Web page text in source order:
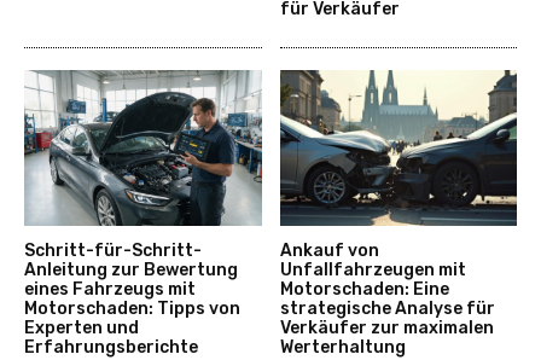
für Verkäufer
Schritt-für-Schritt-
Anleitung zur Bewertung
eines Fahrzeugs mit
Motorschaden: Tipps von
Experten und
Erfahrungsberichte
Ankauf von
Unfallfahrzeugen mit
Motorschaden: Eine
strategische Analyse für
Verkäufer zur maximalen
Werterhaltung